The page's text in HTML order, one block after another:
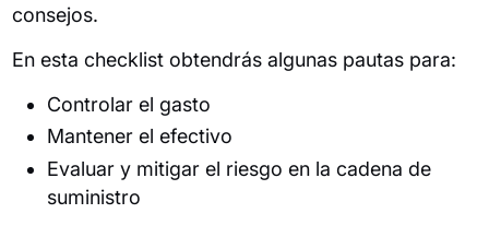
consejos.
En esta checklist obtendrás algunas pautas para:
Controlar el gasto
Mantener el efectivo
Evaluar y mitigar el riesgo en la cadena de
suministro